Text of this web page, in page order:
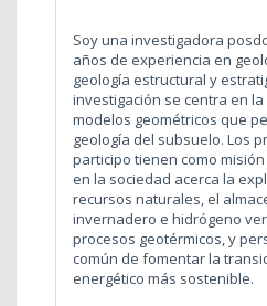
Soy una investigadora
años de experiencia en
geología estructural y
investigación se centra en
modelos geométricos que
geología del subsuelo. Los
participo tienen como
en la sociedad acerca la
recursos naturales, el
invernadero e hidrógeno
procesos geotérmicos, y
común de fomentar la
energético más sostenible.